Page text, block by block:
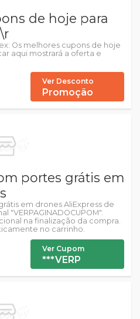
de hoje para
Os melhores cupons de hoje
aqui mostrará a oferta e
Ver Desconto
Promoção
portes grátis em
em drones AliExpress de
na finalização da compra.
no carrinho.
Ver Cupom
***VERP